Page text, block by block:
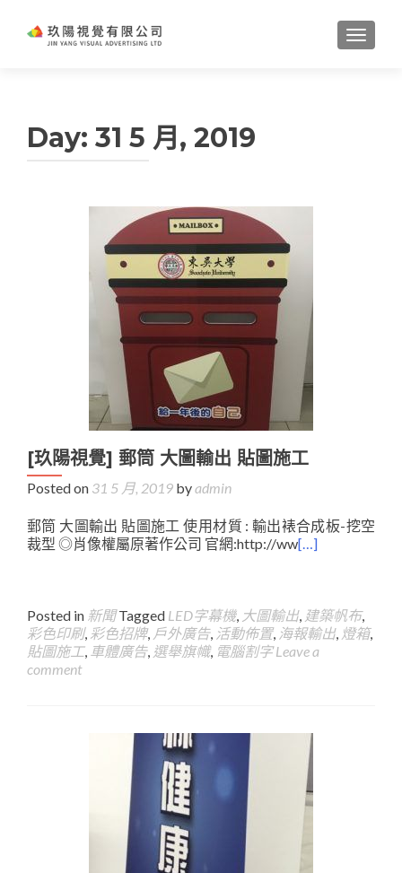
Day: 31 5 月, 2019
[玖陽視覺] 郵筒 大圖輸出 貼圖施工
Posted on 31 5 月, 2019 byadmin
郵筒 大圖輸出 貼圖施工 使用材質 : 輸出裱合成板-挖空
裁型 ◎肖像權屬原著作公司 官網:http://ww[…]
Posted in 新聞 Tagged LED字幕機, 大圖輸出, 建築帆布,
彩色印刷, 彩色招牌, 戶外廣告, 活動佈置, 海報輸出, 燈箱,
貼圖施工, 車體廣告, 選舉旗幟, 電腦割字 Leave a
comment